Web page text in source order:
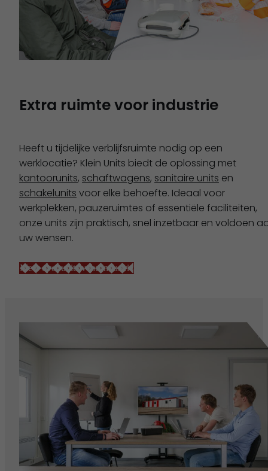
Extra ruimte voor industrie
Heeft u tijdelijke verblijfsruimte nodig op een
werklocatie? Klein Units biedt de oplossing met
kantoorunits, schaftwagens, sanitaire units en
schakelunits voor elke behoefte. Ideaal voor
werkplekken, pauzeruimtes of essentiële faciliteiten,
onze units zijn praktisch, snel inzetbaar en voldoen
uw wensen.
Meer over units voor industrie